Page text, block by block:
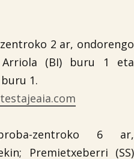
2 ar, ondorengo
Arriola (BI) buru 1 eta
1.
zentroko 6 ar,
Premietxeberri (SS)